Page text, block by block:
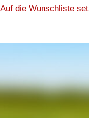
Auf die Wunschliste